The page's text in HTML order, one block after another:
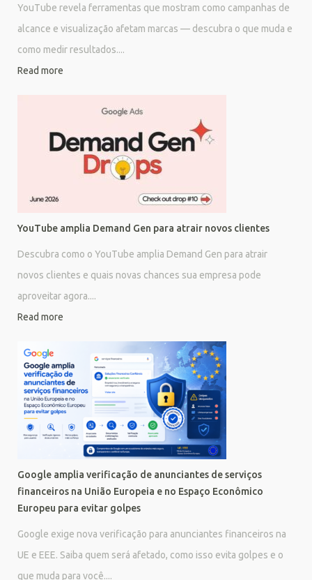
YouTube revela ferramentas que mostram como campanhas de
alcance e visualização afetam marcas — descubra o que muda e
como medir resultados....
Read more
YouTube amplia Demand Gen para atrair novos clientes
Descubra como o YouTube amplia Demand Gen para atrair
novos clientes e quais novas chances sua empresa pode
aproveitar agora....
Read more
Google amplia verificação de anunciantes de serviços
financeiros na União Europeia e no Espaço Econômico
Europeu para evitar golpes
Google exige nova verificação para anunciantes financeiros na
UE e EEE. Saiba quem será afetado, como isso evita golpes e o
que muda para você....